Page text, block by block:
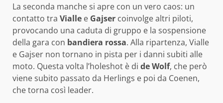
La seconda manche si apre con un vero caos: un
contatto tra Vialle e Gajser coinvolge altri piloti,
provocando una caduta di gruppo e la sospensione
della gara con bandiera rossa. Alla ripartenza, Vialle
e Gajser non tornano in pista per i danni subiti alle
moto. Questa volta l’holeshot è di de Wolf, che però
viene subito passato da Herlings e poi da Coenen,
che torna così leader.